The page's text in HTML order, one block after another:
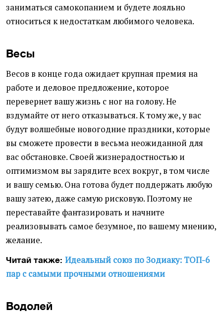
заниматься самокопанием и будете лояльно
относиться к недостаткам любимого человека.
Весы
Весов в конце года ожидает крупная премия на
работе и деловое предложение, которое
перевернет вашу жизнь с ног на голову. Не
вздумайте от него отказываться. К тому же, у вас
будут волшебные новогодние праздники, которые
вы сможете провести в весьма неожиданной для
вас обстановке. Своей жизнерадостностью и
оптимизмом вы зарядите всех вокруг, в том числе
и вашу семью. Она готова будет поддержать любую
вашу затею, даже самую рисковую. Поэтому не
переставайте фантазировать и начните
реализовывать самое безумное, по вашему мнению,
желание.
Читай также: Идеальный союз по Зодиаку: ТОП-6
пар с самыми прочными отношениями
Водолей